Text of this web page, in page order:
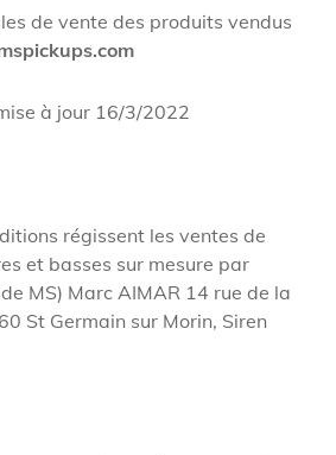
de vente des produits vendus
à jour 16/3/2022
régissent les ventes de
et basses sur mesure par
MS) Marc AIMAR 14 rue de la
St Germain sur Morin, Siren